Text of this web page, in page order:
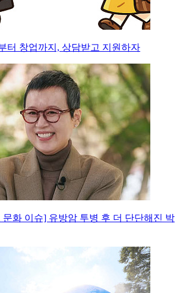
터 창업까지, 상담받고 지원하자
문화 이슈] 유방암 투병 후 더 단단해진 박